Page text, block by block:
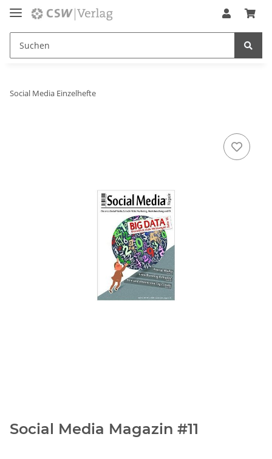
Social Media Einzelhefte
Social Media Magazin #11